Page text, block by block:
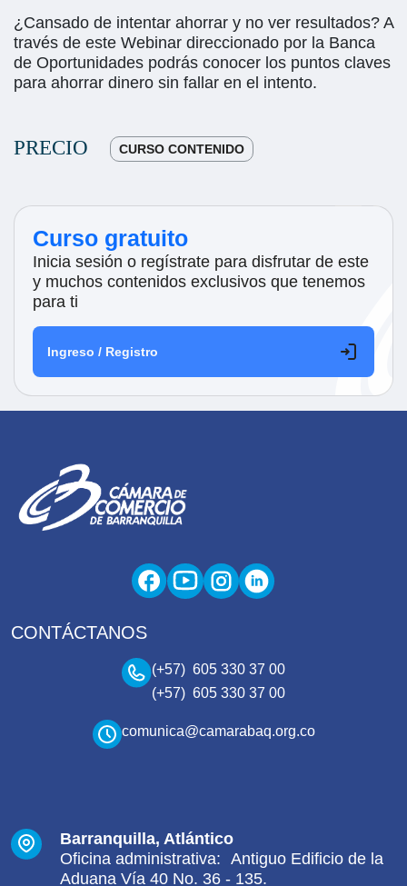
¿Cansado de intentar ahorrar y no ver resultados? A
través de este Webinar direccionado por la Banca
de Oportunidades podrás conocer los puntos claves
para ahorrar dinero sin fallar en el intento.
PRECIO CURSO CONTENIDO
Curso gratuito
Inicia sesión o regístrate para disfrutar de este
y muchos contenidos exclusivos que tenemos
para ti
Ingreso / Registro
CONTÁCTANOS
(+57) 605 330 37 00
(+57) 605 330 37 00
comunica@camarabaq.org.co
Barranquilla, Atlántico
Oficina administrativa: Antiguo Edificio de la
Aduana Vía 40 No. 36 - 135.